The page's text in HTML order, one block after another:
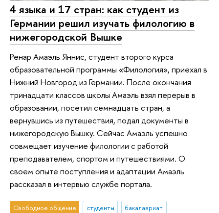
4 языка и 17 стран: как студент из
Германии решил изучать филологию в
нижегородской Вышке
Ренар Амаэль Яннис, студент второго курса
образовательной программы «Филология», приехал в
Нижний Новгород из Германии. После окончания
тринадцати классов школы Амаэль взял перерыв в
образовании, посетил семнадцать стран, а
вернувшись из путешествия, подал документы в
нижегородскую Вышку. Сейчас Амаэль успешно
совмещает изучение филологии с работой
преподавателем, спортом и путешествиями. О
своем опыте поступления и адаптации Амаэль
рассказал в интервью службе портала.
Свободное общение студенты
бакалавриат